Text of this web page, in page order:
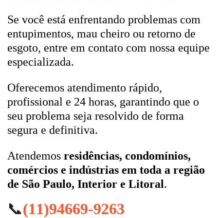
Se você está enfrentando problemas com
entupimentos, mau cheiro ou retorno de
esgoto, entre em contato com nossa equipe
especializada.
Oferecemos atendimento rápido,
profissional e 24 horas, garantindo que o
seu problema seja resolvido de forma
segura e definitiva.
Atendemos residências, condomínios,
comércios e indústrias em toda a região
de São Paulo, Interior e Litoral.
📞(11)94669-9263